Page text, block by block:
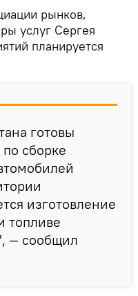
рынков,
услуг Сергея
планируется
готовы
сборке
изготовление
топливе
— сообщил